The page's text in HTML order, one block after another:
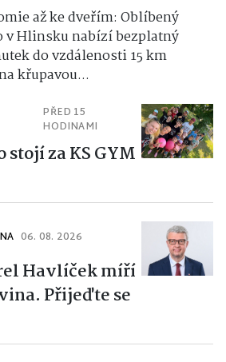
až ke dveřím: Oblíbený
v Hlinsku nabízí bezplatný
do vzdálenosti 15 km
křupavou...
PŘED 15
HODINAMI
stojí za KS GYM
06. 08. 2026
Havlíček míří
Přijeďte se